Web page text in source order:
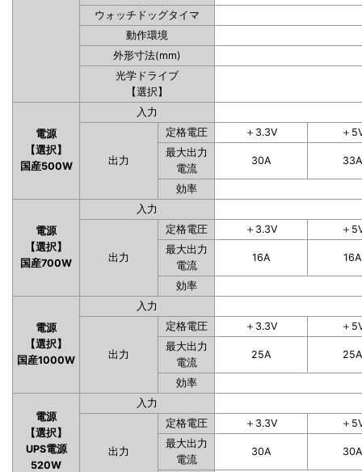
ウォッチドッグタイマ
動作環境
外形寸法(mm)
光学ドライブ
【選択】
電源
【選択】
国産500W
入力
出力
定格電圧 ＋3.3V
＋
最大出力
電流
30A 33A
効率
電源
【選択】
国産700W
入力
出力
定格電圧 ＋3.3V
＋
最大出力
電流
16A 16A
効率
電源
【選択】
国産1000W
入力
出力
定格電圧 ＋3.3V
＋
最大出力
電流
25A 25A
効率
電源
【選択】
UPS電源
520W
入力
出力
定格電圧 ＋3.3V
＋
最大出力
電流
30A 30A